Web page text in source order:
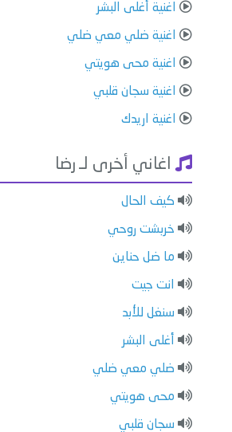
اغنية أغلى البشر
اغنية ضلي معي ضلي
اغنية محى هويتي
اغنية سجان قلبي
اغنية اريدك
اغاني أخرى لـ رضا
كيف الحال
خربشت روحي
ما ضل حناين
انت جيت
سنغل للأبد
أغلى البشر
ضلي معي ضلي
محى هويتي
سجان قلبي